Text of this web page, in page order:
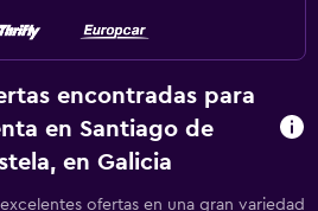
encontradas para
en Santiago de
en Galicia
ofertas en una gran variedad